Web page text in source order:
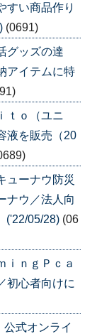
すい商品作り
(0691)
グッズの達
アイテムに特
ｔｏ（ユニ
液を販売（20
ーナウ防災
ナウ／法人向
('22/05/28) (06
ｎｇＰｃａ
初心者向けに
公式オンライ